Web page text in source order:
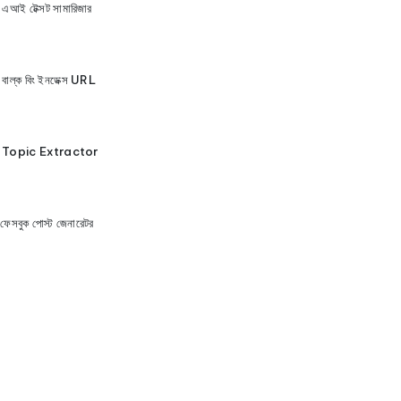
এআই টেক্সট সামারিজার
বাল্ক বিং ইনডেক্স URL
Topic Extractor
ফেসবুক পোস্ট জেনারেটর